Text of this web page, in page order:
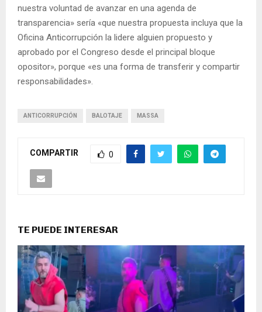
nuestra voluntad de avanzar en una agenda de
transparencia» sería «que nuestra propuesta incluya que la
Oficina Anticorrupción la lidere alguien propuesto y
aprobado por el Congreso desde el principal bloque
opositor», porque «es una forma de transferir y compartir
responsabilidades».
ANTICORRUPCIÓN BALOTAJE MASSA
COMPARTIR 0
TE PUEDE INTERESAR